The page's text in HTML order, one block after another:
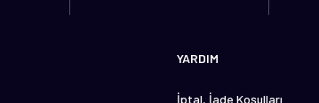
Yorum Yaz
YARDIM
İptal, İade Koşulları